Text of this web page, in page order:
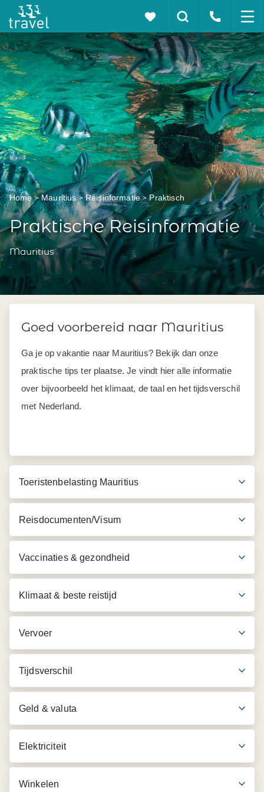
Home Mauritius Reisinformatie Praktisch
Praktische Reisinformatie
Mauritius
Goed voorbereid naar Mauritius
Ga je op vakantie naar Mauritius? Bekijk dan onze
praktische tips ter plaatse. Je vindt hier alle informatie
over bijvoorbeeld het klimaat, de taal en het tijdsverschil
met Nederland.
Toeristenbelasting Mauritius
Reisdocumenten/Visum
Vaccinaties & gezondheid
Klimaat & beste reistijd
Vervoer
Tijdsverschil
Geld & valuta
Elektriciteit
Winkelen